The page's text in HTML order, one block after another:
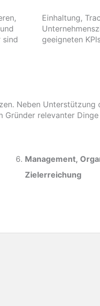
sind
Einhaltung,
geeigneten
Neben Unterstützung
relevanter
Management,
Zielerreichung